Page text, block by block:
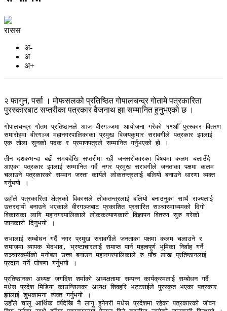
रासस
अ-
अ
अ+
२ फागुन, पर्सा । मोफसलको प्रतिष्ठित गोपालचन्द्र गोतामे पत्रकारिता
पुरस्कारबाट सप्तरीका पत्रकार वैजनाथ झा सम्मानित हुनुभएको छ ।
गोपालचन्द्र गौतम प्रतिष्ठानले आज वीरगञ्जमा आयोजना गरेको ११औँ पुरस्कार वितरण
समारोहमा वीरगञ्ज महानगरपालिकाका प्रमुख विजयकुमार सरावगीले पत्रकार झालाई
एक तोला सुनको पदक र प्रमाणपत्रले सम्मानित गर्नुभएको हो ।
तीन दशकभन्दा बढी समयदेखि सप्तरीमा रही जनसरोकारका विषयमा कलम चलाउँदै
आएका पत्रकार झालाई सम्मानित गर्दै नगर प्रमुख सरावगीले जनताका पक्षमा कलम
चलाउने पत्रकारको सम्मान जस्ता कार्यले लोकतन्त्रलाई बलियो बनाउने धारणा व्यक्त
गर्नुभयो ।
उहाँले पत्रकारिता क्षेत्रको विकासले लोकतन्त्रलाई बलियो बनाउनुका साथै राज्यलाई
उत्तरदायी बनाउने भएकाले वीरगञ्जबाट प्रकाशित प्रसारित सञ्चारमाध्यमको दिगो
विकासका लागि महानगरपालिकाले लोककल्याणकारी विज्ञापन वितरण सुरु गरेको
जानकारी दिनुभयो ।
सभालाई सम्बोधन गर्दै नगर प्रमुख सरावगीले जनताका पक्षमा कलम चलाउने र
समाजमा व्यापक भेदभाव, भ्रष्टाचारलाई समाप्त पार्न महत्वपूर्ण भूमिका निर्वाह गर्ने
सञ्चारकर्मीको मनोबल उच्च बनाउन महानगरपालिकाले रु पाँच लाख प्रतिष्ठानलाई
प्रदान गर्ने घोषणा गर्नुभयो ।
प्रतिष्ठानका अध्यक्ष जगदिश शर्माको अध्यक्षतामा सम्पन्न कार्यक्रमलाई सम्बोधन गर्दै
मधेस प्रदेश मिडिया काउन्सिलका अध्यक्ष शिवहरि भट्टराईले पुरस्कृत भएका पत्रकार
झालाई शुभकामना व्यक्त गर्नुभयो ।
उहाँले चालू आर्थिक वर्षदेखि नै लागू हुनेगरी मधेस प्रदेशमा रहेका पत्रकारको जीवन